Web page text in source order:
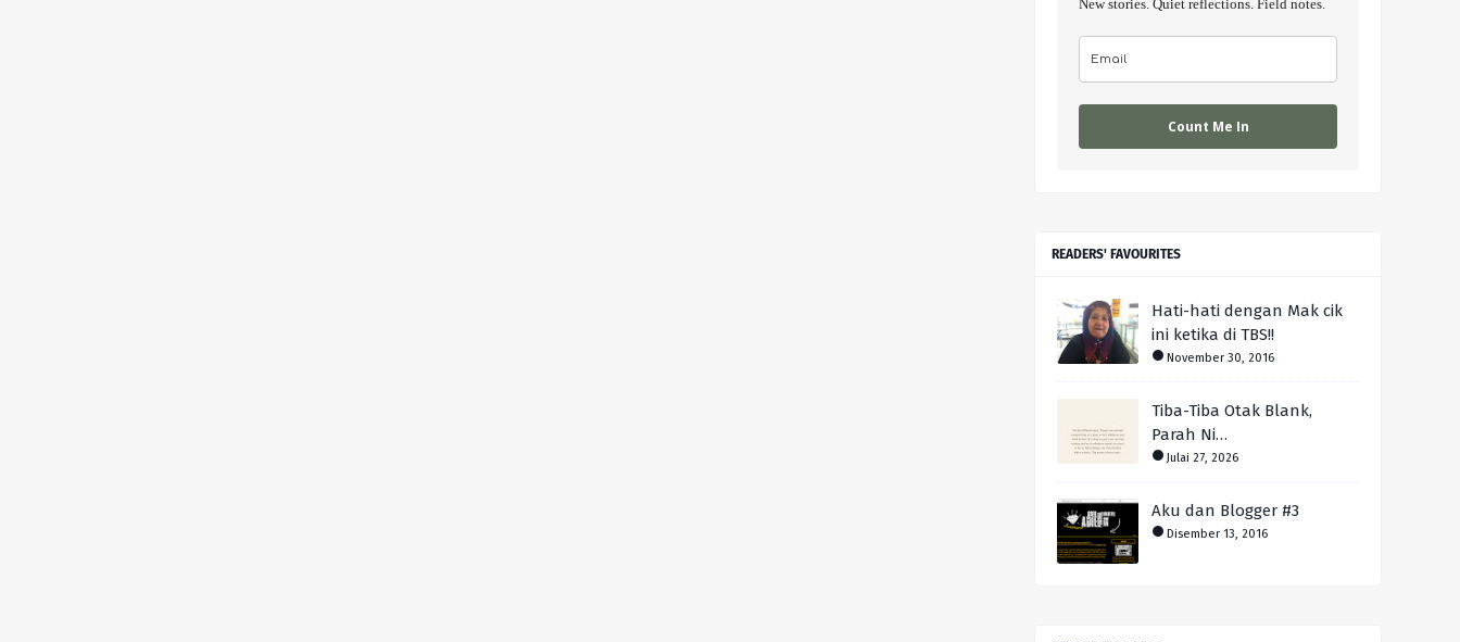
New stories. Quiet reflections. Field notes.
Count Me In
READERS' FAVOURITES
Hati-hati dengan Mak cik
ini ketika di TBS!!
November 30, 2016
Tiba-Tiba Otak Blank,
Parah Ni…
Julai 27, 2026
Aku dan Blogger #3
Disember 13, 2016